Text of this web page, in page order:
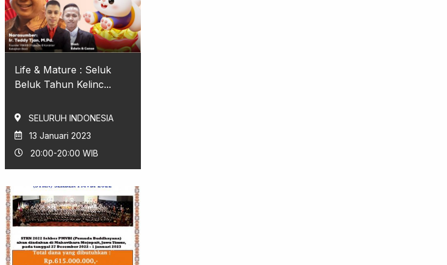
Life & Mature : Seluk
Beluk Tahun Kelinc...
SELURUH INDONESIA
13 Januari 2023
20:00-20:00 WIB